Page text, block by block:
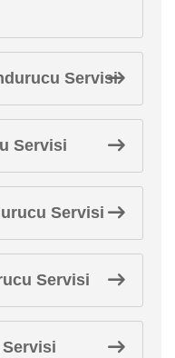
Servisi
Servisi
Servisi
Servisi
Servisi